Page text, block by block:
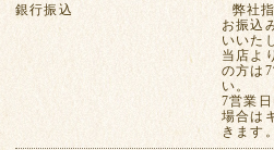
銀行振込
弊社
お振込
いいた
当店よ
の方は
い。
7営業
場合は
きます。